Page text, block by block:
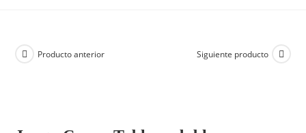
Producto anterior Siguiente producto